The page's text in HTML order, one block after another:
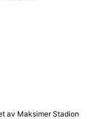
av Maksimer Stadion